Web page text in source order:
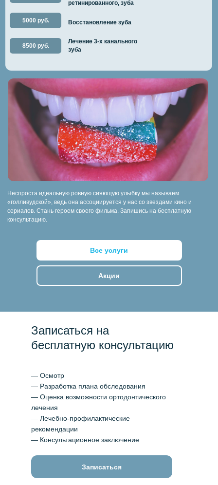
Все услуги
Акции
Неспроста идеальную ровную сияющую улыбку мы называем
«голливудской», ведь она ассоциируется у нас со звездами кино и
сериалов. Стань героем своего фильма. Запишись на бесплатную
консультацию.
ретинированного, зуба
Восстановление зуба
Лечение 3-х канального
зуба
5000 руб.
8500 руб.
Записаться на
бесплатную консультацию
— Осмотр
— Разработка плана обследования
— Оценка возможности ортодонтического
лечения
— Лечебно-профилактические
рекомендации
— Консультационное заключение
Записаться